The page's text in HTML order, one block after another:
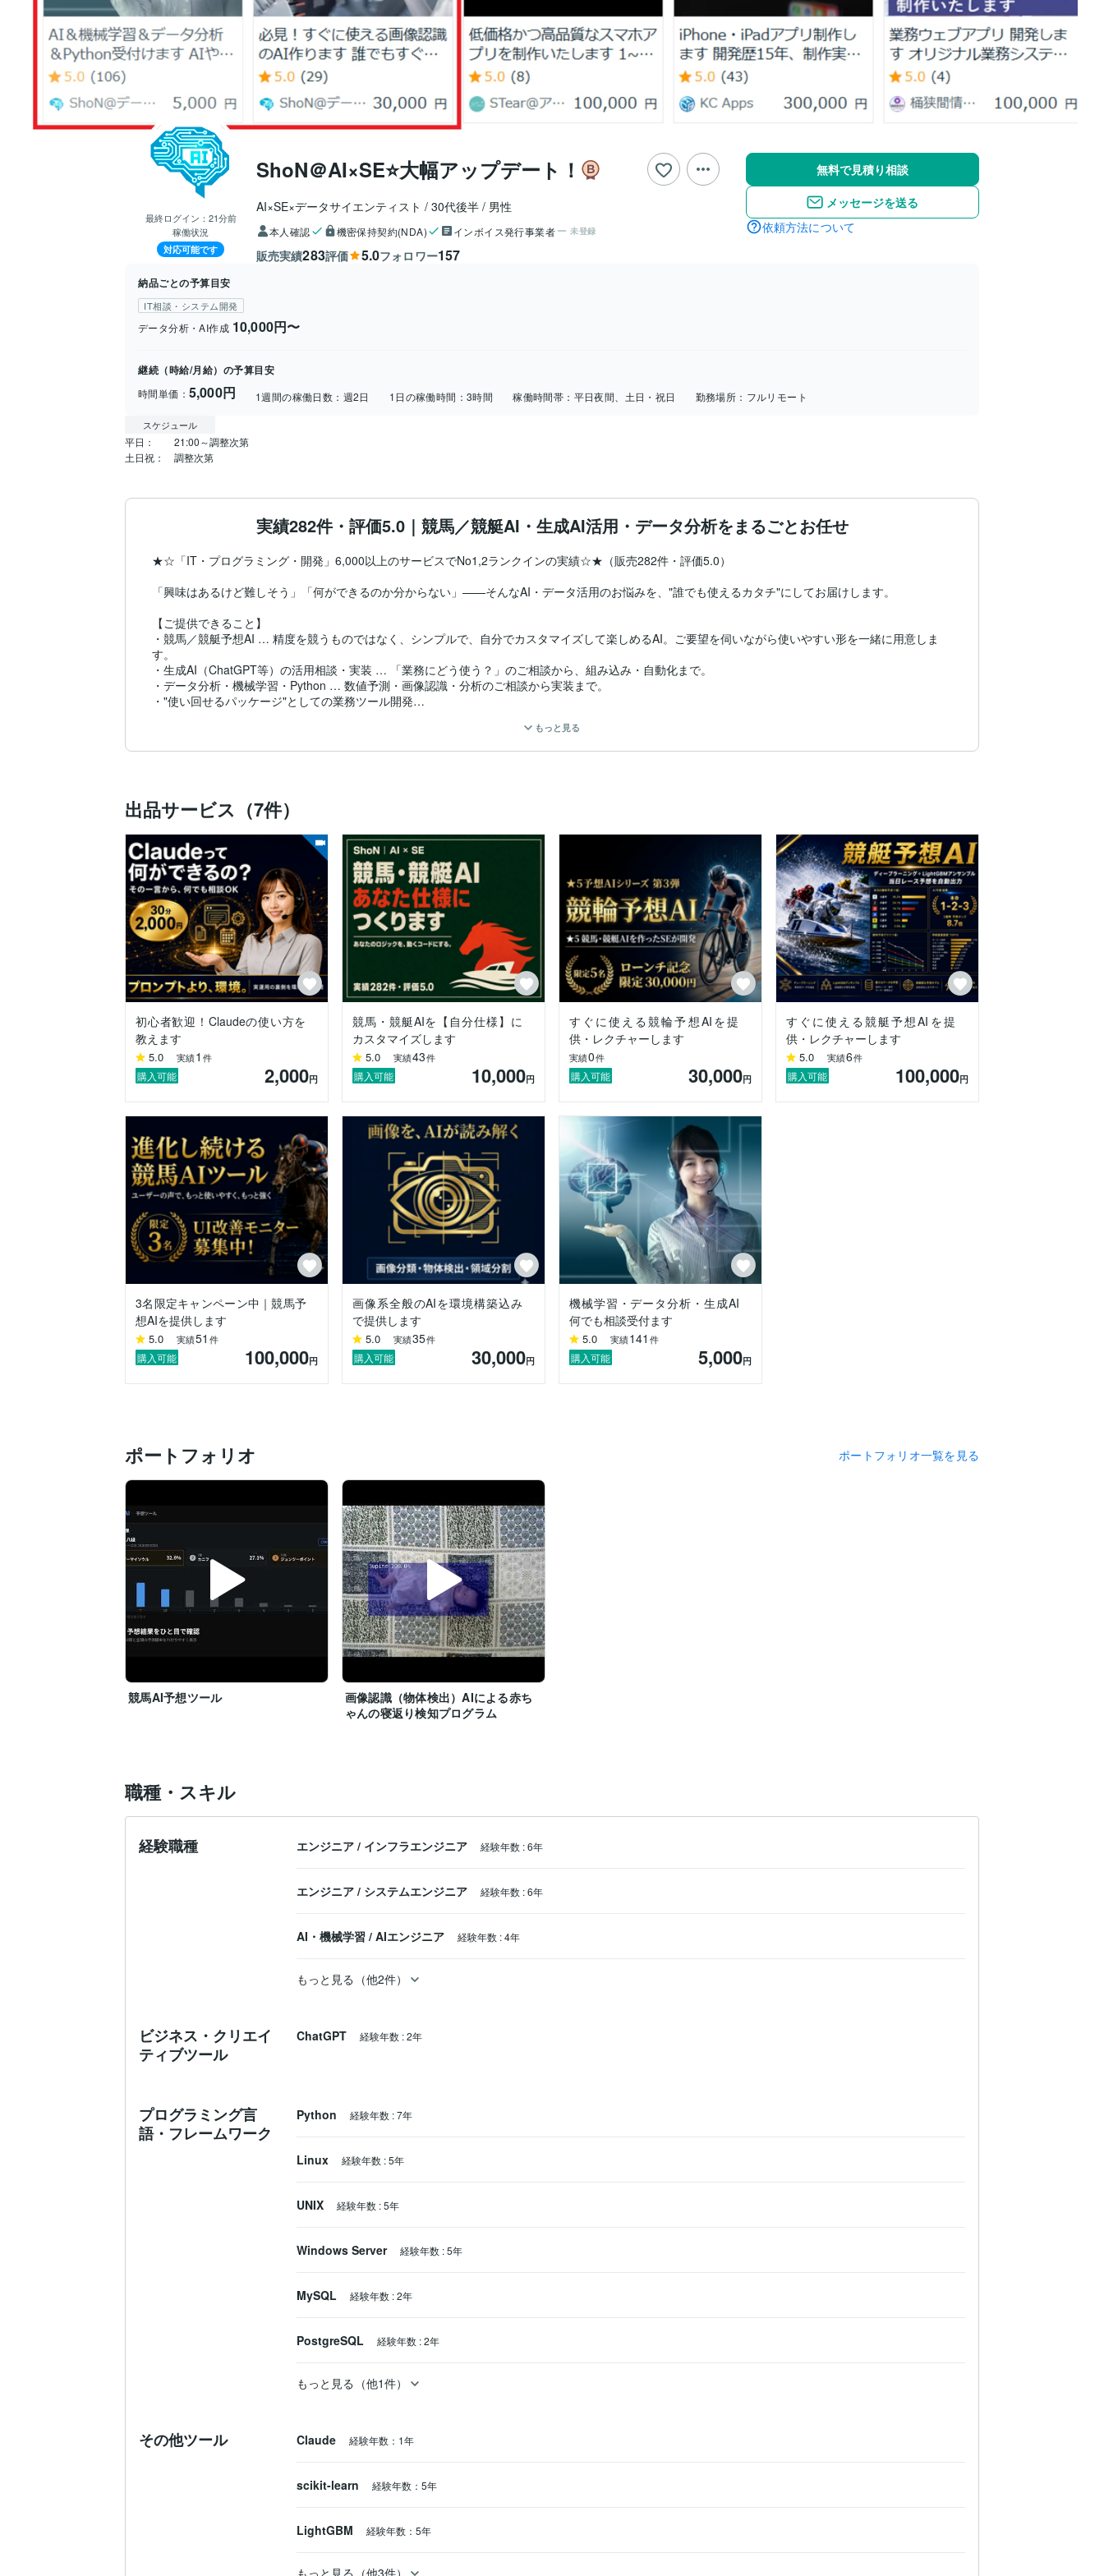
最終ログイン： 21分前
稼働状況
対応可能です
ShoN＠AI×SE⭐大幅アップデート！
AI×SE×データサイエンティスト 30代後半 男性
本人確認 機密保持契約(NDA) インボイス発行事業者 未登録
販売実績283評価 5.0フォロワー157
無料で見積り相談
メッセージを送る
依頼方法について
納品ごとの予算目安
IT相談・システム開発
データ分析・AI作成 10,000円〜
継続（時給/月給）の予算目安
時間単価： 5,000円 1週間の稼働日数： 週2日 1日の稼働時間： 3時間 稼働時間帯： 平日夜間、土日・祝日 勤務場所： フルリモート
スケジュール
平日：　　21:00～調整次第
土日祝：　調整次第
実績282件・評価5.0｜競馬／競艇AI・生成AI活用・データ分析をまるごとお任せ
★☆「IT・プログラミング・開発」6,000以上のサービスでNo1,2ランクインの実績☆★（販売282件・評価5.0）
「興味はあるけど難しそう」「何ができるのか分からない」——そんなAI・データ活用のお悩みを、"誰でも使えるカタチ"にしてお届けします。
【ご提供できること】
・競馬／競艇予想AI … 精度を競うものではなく、シンプルで、自分でカスタマイズして楽しめるAI。ご要望を伺いながら使いやすい形を一緒に用意しま
す。
・生成AI（ChatGPT等）の活用相談・実装 … 「業務にどう使う？」のご相談から、組み込み・自動化まで。
・データ分析・機械学習・Python … 数値予測・画像認識・分析のご相談から実装まで。
・"使い回せるパッケージ"としての業務ツール開発
初心者の「まず何から？」というご相談も大歓迎です。まずはお気軽にメッセージ・見積り相談をどうぞ。
社会人になってからは大手企業でインフラ／システムエンジニアとして10年以上、システムの構築から運用まで幅広く経験。
「明日死ぬと思って生きなさい。永遠に生きると思って学びなさい」を合言葉に、今日も学び続けています。
もっと見る
出品サービス（7件）
初心者歓迎！Claudeの使い方を
教えます
5.0 実績1 件
購入可能 2,000円
競馬・競艇AIを【自分仕様】に
カスタマイズします
5.0 実績43件
購入可能 10,000円
すぐに使える競輪予想AIを提
供・レクチャーします
実績0件
購入可能 30,000円
すぐに使える競艇予想AIを提
供・レクチャーします
5.0 実績6件
購入可能 100,000円
3名限定キャンペーン中｜競馬予
想AIを提供します
5.0 実績51 件
購入可能 100,000円
画像系全般のAIを環境構築込み
で提供します
5.0 実績35件
購入可能 30,000円
機械学習・データ分析・生成AI
何でも相談受付ます
5.0 実績141 件
購入可能 5,000円
ポートフォリオ ポートフォリオ一覧を見る
競馬AI予想ツール
画像認識（物体検出）AIによる赤ち
ゃんの寝返り検知プログラム
職種・スキル
経験職種 エンジニア / インフラエンジニア 経験年数 :6年
エンジニア / システムエンジニア 経験年数 :6年
AI・機械学習 / AIエンジニア 経験年数 :4年
もっと見る（他2件）
ビジネス・クリエイ
ティブツール
ChatGPT 経験年数 :2年
プログラミング言
語・フレームワーク
Python 経験年数 :7年
Linux 経験年数 :5年
UNIX 経験年数 :5年
Windows Server 経験年数 :5年
MySQL 経験年数 :2年
PostgreSQL 経験年数 :2年
もっと見る（他1件）
その他ツール Claude 経験年数：1年
scikit-learn 経験年数：5年
LightGBM 経験年数：5年